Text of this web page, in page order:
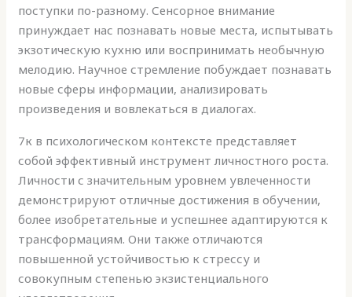
поступки по-разному. Сенсорное внимание
принуждает нас познавать новые места, испытывать
экзотическую кухню или воспринимать необычную
мелодию. Научное стремление побуждает познавать
новые сферы информации, анализировать
произведения и вовлекаться в диалогах.
7к в психологическом контексте представляет
собой эффективный инструмент личностного роста.
Личности с значительным уровнем увлеченности
демонстрируют отличные достижения в обучении,
более изобретательные и успешнее адаптируются к
трансформациям. Они также отличаются
повышенной устойчивостью к стрессу и
совокупным степенью экзистенциального